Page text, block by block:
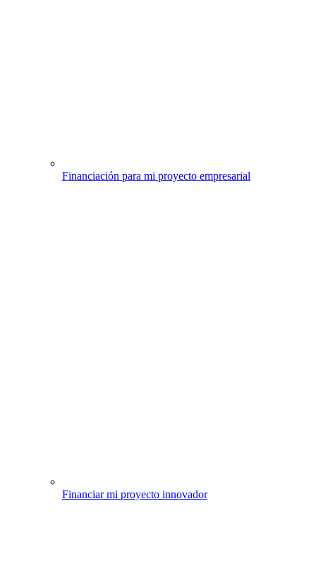
Financiación para mi proyecto empresarial
Financiar mi proyecto innovador